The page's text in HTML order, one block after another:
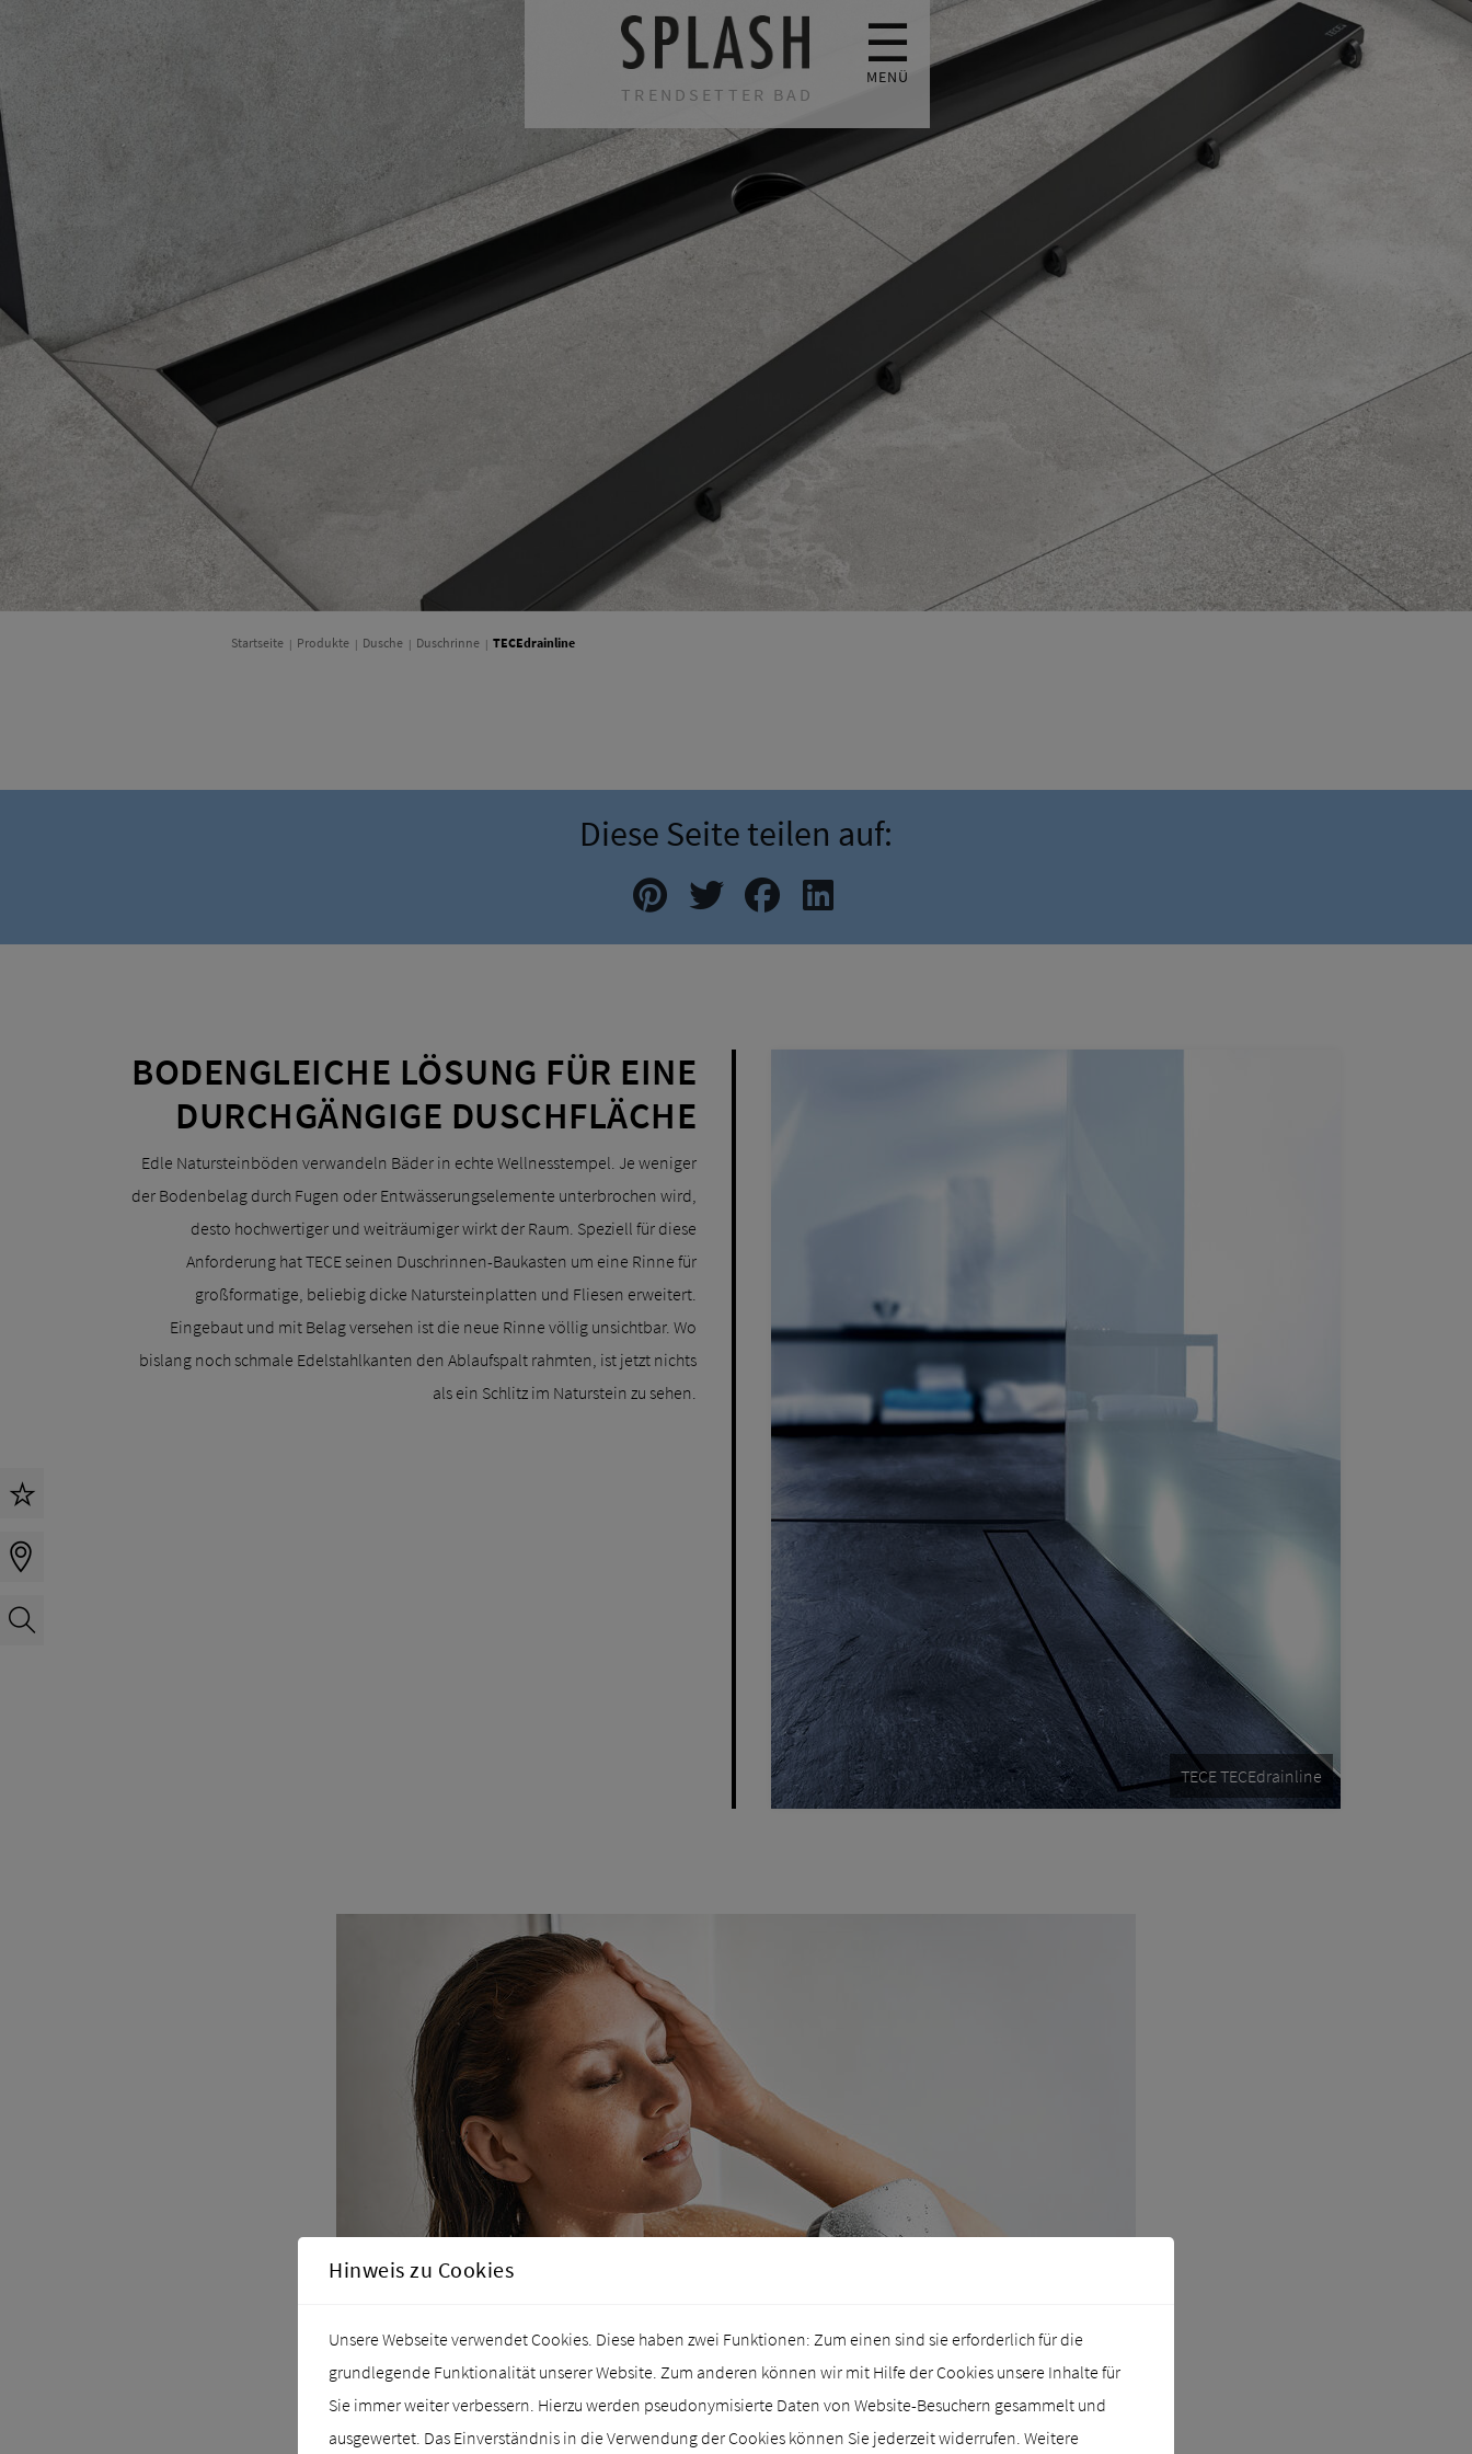
TRENDSETTER BAD
☰
MENÜ
Startseite Produkte Dusche Duschrinne TECEdrainline
Diese Seite teilen auf:
BODENGLEICHE LÖSUNG FÜR EINE
DURCHGÄNGIGE DUSCHFLÄCHE
Edle Natursteinböden verwandeln Bäder in echte Wellnesstempel. Je weniger
der Bodenbelag durch Fugen oder Entwässerungselemente unterbrochen wird,
desto hochwertiger und weiträumiger wirkt der Raum. Speziell für diese
Anforderung hat TECE seinen Duschrinnen-Baukasten um eine Rinne für
großformatige, beliebig dicke Natursteinplatten und Fliesen erweitert.
Eingebaut und mit Belag versehen ist die neue Rinne völlig unsichtbar. Wo
bislang noch schmale Edelstahlkanten den Ablaufspalt rahmten, ist jetzt nichts
als ein Schlitz im Naturstein zu sehen.
TECE TECEdrainline
Hinweis zu Cookies
Unsere Webseite verwendet Cookies. Diese haben zwei Funktionen: Zum einen sind sie erforderlich für die
grundlegende Funktionalität unserer Website. Zum anderen können wir mit Hilfe der Cookies unsere Inhalte für
Sie immer weiter verbessern. Hierzu werden pseudonymisierte Daten von Website-Besuchern gesammelt und
ausgewertet. Das Einverständnis in die Verwendung der Cookies können Sie jederzeit widerrufen. Weitere